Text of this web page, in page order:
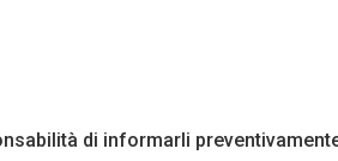
di informarli